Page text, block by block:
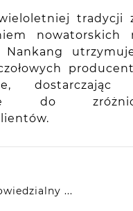
tradycji
nowatorskich
Nankang
dostarczając
do
...